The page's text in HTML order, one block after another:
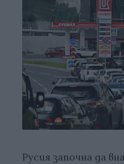
Русия започна да